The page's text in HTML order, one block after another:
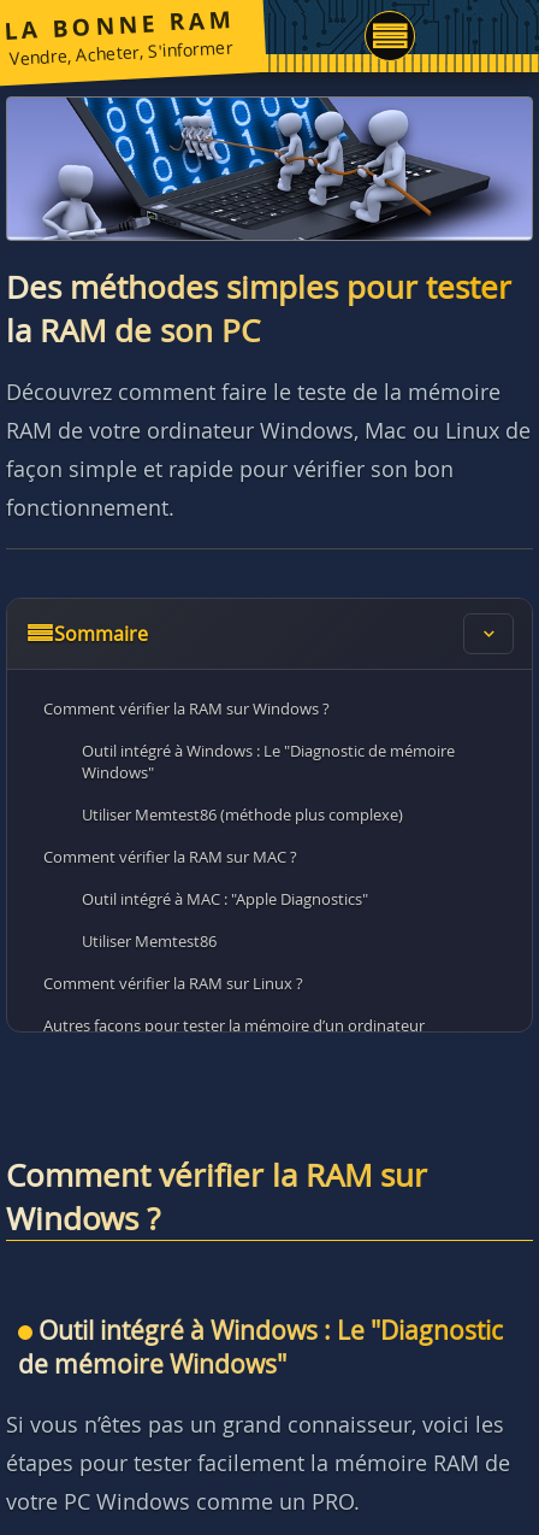
LA BONNE RAM
Vendre, Acheter, S'informer
Des méthodes simples pour tester
la RAM de son PC
Découvrez comment faire le teste de la mémoire
RAM de votre ordinateur Windows, Mac ou Linux de
façon simple et rapide pour vérifier son bon
fonctionnement.
Sommaire
Comment vérifier la RAM sur Windows ?
Outil intégré à Windows : Le "Diagnostic de mémoire
Windows"
Utiliser Memtest86 (méthode plus complexe)
Comment vérifier la RAM sur MAC ?
Outil intégré à MAC : "Apple Diagnostics"
Utiliser Memtest86
Comment vérifier la RAM sur Linux ?
Autres façons pour tester la mémoire d’un ordinateur
Questions fréquentes
Comment vérifier la RAM sur
Windows ?
Outil intégré à Windows : Le "Diagnostic
de mémoire Windows"
Si vous n’êtes pas un grand connaisseur, voici les
étapes pour tester facilement la mémoire RAM de
votre PC Windows comme un PRO.